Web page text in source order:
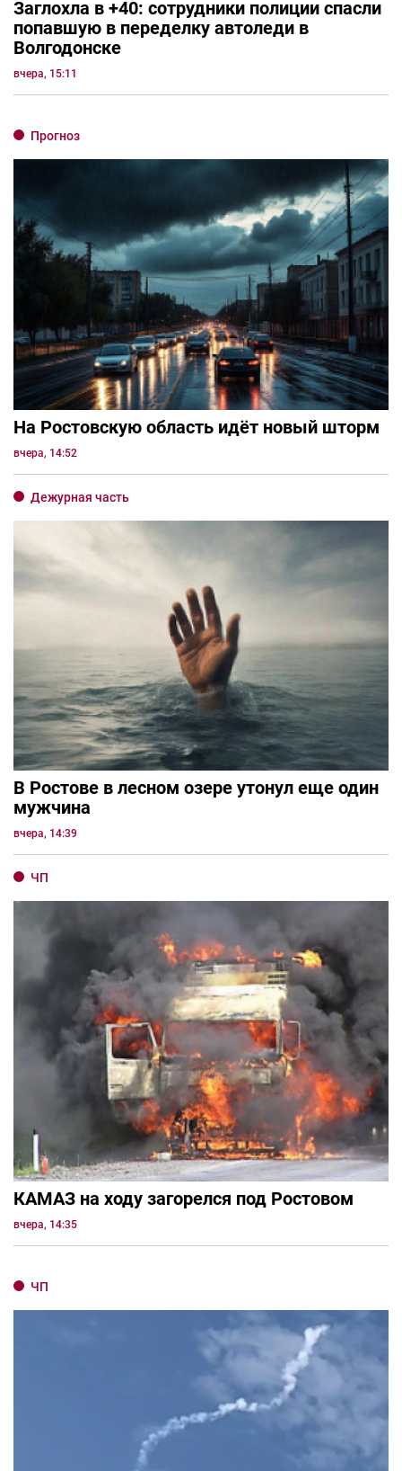
Заглохла в +40: сотрудники полиции спасли
попавшую в переделку автоледи в
Волгодонске
вчера, 15:11
Прогноз
На Ростовскую область идёт новый шторм
вчера, 14:52
Дежурная часть
В Ростове в лесном озере утонул еще один
мужчина
вчера, 14:39
ЧП
КАМАЗ на ходу загорелся под Ростовом
вчера, 14:35
ЧП